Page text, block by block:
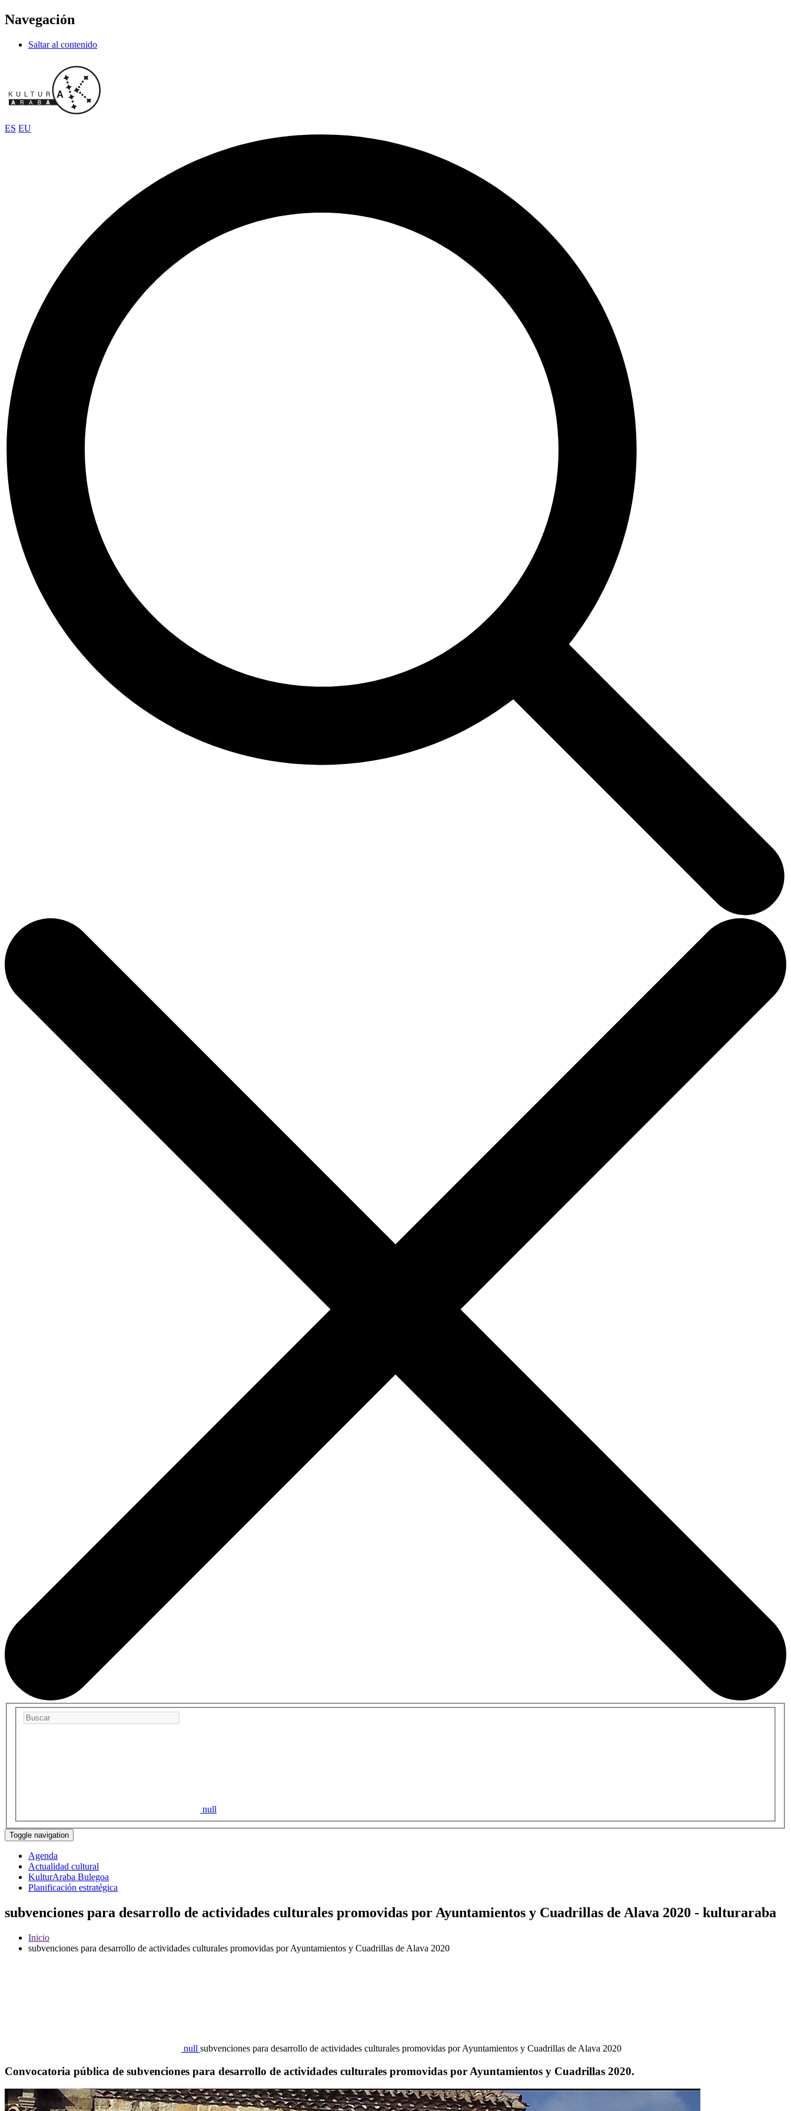
Navegación
Saltar al contenido
ES EU
null
Toggle navigation
Agenda
Actualidad cultural
KulturAraba Bulegoa
Planificación estratégica
subvenciones para desarrollo de actividades culturales promovidas por Ayuntamientos y Cuadrillas de Alava 2020 - kulturaraba
Inicio
subvenciones para desarrollo de actividades culturales promovidas por Ayuntamientos y Cuadrillas de Alava 2020
null subvenciones para desarrollo de actividades culturales promovidas por Ayuntamientos y Cuadrillas de Alava 2020
Convocatoria pública de subvenciones para desarrollo de actividades culturales promovidas por Ayuntamientos y Cuadrillas 2020.